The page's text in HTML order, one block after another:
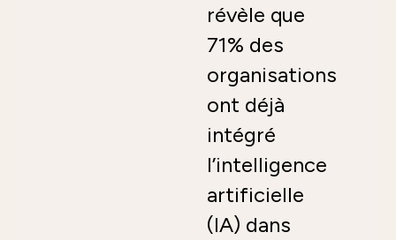
révèle que
71% des
organisations
ont déjà
intégré
l’intelligence
artificielle
(IA) dans